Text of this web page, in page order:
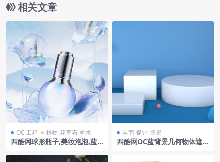
相关文章
OC 工程 植物-花草石-树木
四酷网球形瓶子,美妆泡泡,蓝
电商-促销-场景
四酷网OC蓝背景几何物体遮阳